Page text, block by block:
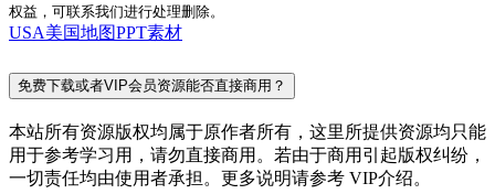
权益，可联系我们进行处理删除。
USA美国地图PPT素材
免费下载或者VIP会员资源能否直接商用？
本站所有资源版权均属于原作者所有，这里所提供资源均只能
用于参考学习用，请勿直接商用。若由于商用引起版权纠纷，
一切责任均由使用者承担。更多说明请参考 VIP介绍。